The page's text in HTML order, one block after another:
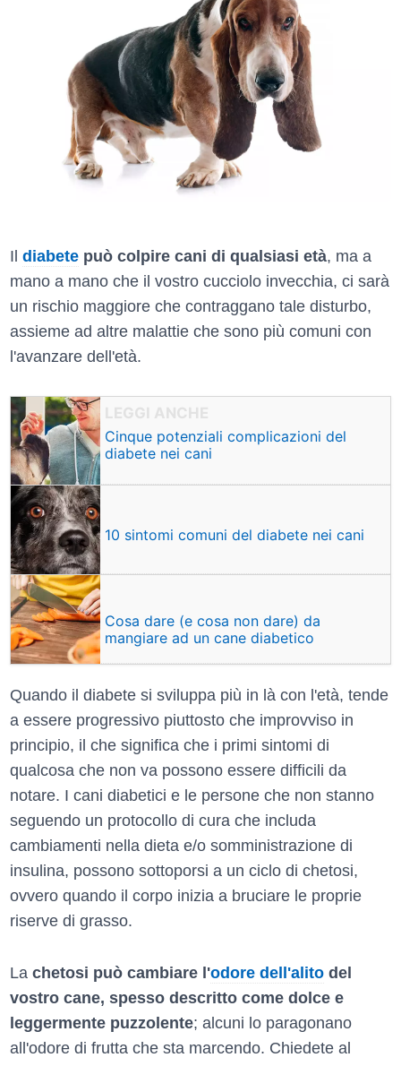
Il diabete può colpire cani di qualsiasi età, ma a
mano a mano che il vostro cucciolo invecchia, ci sarà
un rischio maggiore che contraggano tale disturbo,
assieme ad altre malattie che sono più comuni con
l'avanzare dell'età.
Cinque potenziali complicazioni del
diabete nei cani
10 sintomi comuni del diabete nei cani
Cosa dare (e cosa non dare) da
mangiare ad un cane diabetico
Quando il diabete si sviluppa più in là con l'età, tende
a essere progressivo piuttosto che improvviso in
principio, il che significa che i primi sintomi di
qualcosa che non va possono essere difficili da
notare. I cani diabetici e le persone che non stanno
seguendo un protocollo di cura che includa
cambiamenti nella dieta e/o somministrazione di
insulina, possono sottoporsi a un ciclo di chetosi,
ovvero quando il corpo inizia a bruciare le proprie
riserve di grasso.
La chetosi può cambiare l'odore dell'alito del
vostro cane, spesso descritto come dolce e
leggermente puzzolente; alcuni lo paragonano
all'odore di frutta che sta marcendo. Chiedete al